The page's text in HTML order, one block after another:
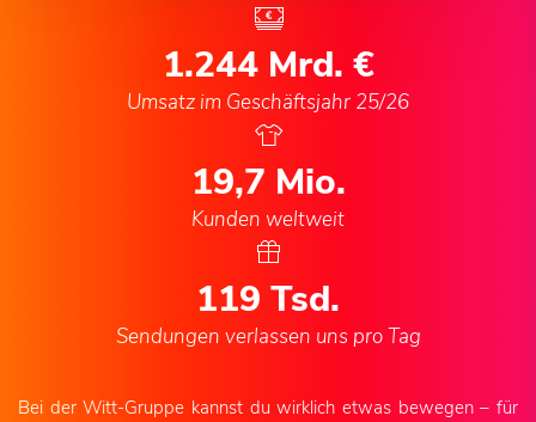
1.244 Mrd. €
Umsatz im Geschäftsjahr 25/26
20,6 Mio.
Kunden weltweit
125 Tsd.
Sendungen verlassen uns pro Tag
Bei der Witt-Gruppe kannst du wirklich etwas bewegen – für